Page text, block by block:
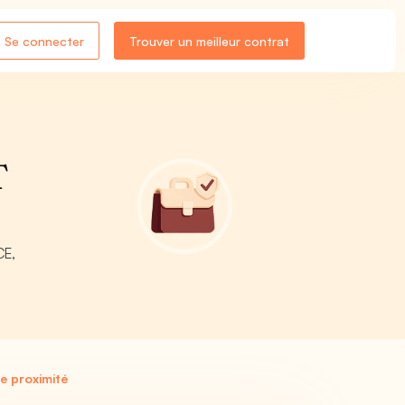
Se connecter Trouver un meilleur contrat
proximité